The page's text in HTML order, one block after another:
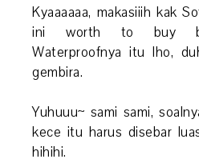
Kyaaaaaa, makasiiih kak
ini worth to buy
Waterproofnya itu lho,
gembira.
Yuhuuu~ sami sami,
kece itu harus disebar
hihihi.